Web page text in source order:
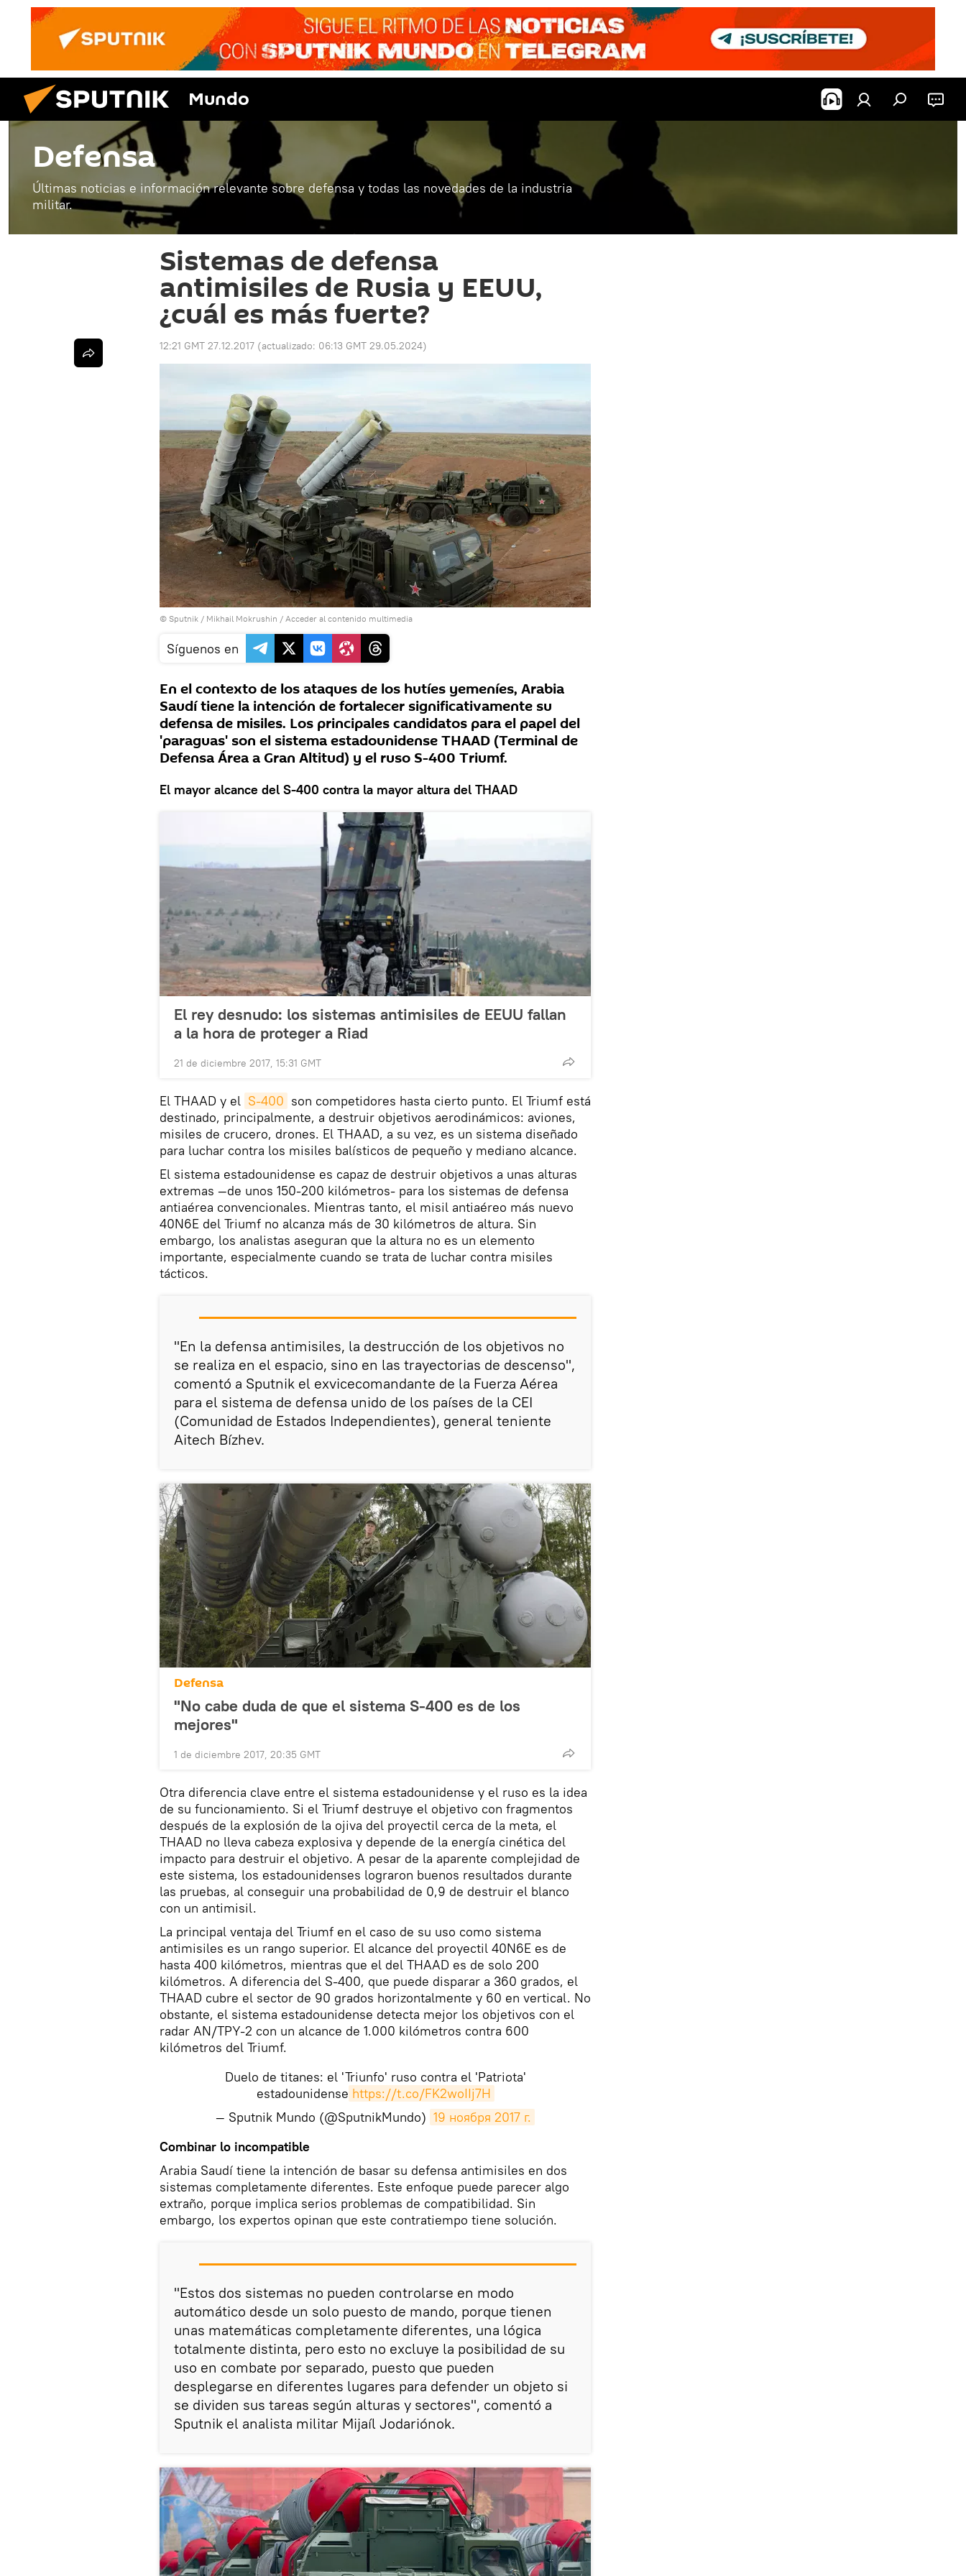
Mundo
Defensa
Últimas noticias e información relevante sobre defensa y todas las novedades de la industria
militar.
Sistemas de defensa
antimisiles de Rusia y EEUU,
¿cuál es más fuerte?
12:21 GMT 27.12.2017 (actualizado: 06:13 GMT 29.05.2024)
© Sputnik / Mikhail Mokrushin / Acceder al contenido multimedia
Síguenos en
En el contexto de los ataques de los hutíes yemeníes, Arabia
Saudí tiene la intención de fortalecer significativamente su
defensa de misiles. Los principales candidatos para el papel del
'paraguas' son el sistema estadounidense THAAD (Terminal de
Defensa Área a Gran Altitud) y el ruso S-400 Triumf.
El mayor alcance del S-400 contra la mayor altura del THAAD
El rey desnudo: los sistemas antimisiles de EEUU fallan
a la hora de proteger a Riad
21 de diciembre 2017, 15:31 GMT
El THAAD y el S-400 son competidores hasta cierto punto. El Triumf está
destinado, principalmente, a destruir objetivos aerodinámicos: aviones,
misiles de crucero, drones. El THAAD, a su vez, es un sistema diseñado
para luchar contra los misiles balísticos de pequeño y mediano alcance.
El sistema estadounidense es capaz de destruir objetivos a unas alturas
extremas —de unos 150-200 kilómetros- para los sistemas de defensa
antiaérea convencionales. Mientras tanto, el misil antiaéreo más nuevo
40N6E del Triumf no alcanza más de 30 kilómetros de altura. Sin
embargo, los analistas aseguran que la altura no es un elemento
importante, especialmente cuando se trata de luchar contra misiles
tácticos.
"En la defensa antimisiles, la destrucción de los objetivos no
se realiza en el espacio, sino en las trayectorias de descenso",
comentó a Sputnik el exvicecomandante de la Fuerza Aérea
para el sistema de defensa unido de los países de la CEI
(Comunidad de Estados Independientes), general teniente
Aitech Bízhev.
Defensa
"No cabe duda de que el sistema S-400 es de los
mejores"
1 de diciembre 2017, 20:35 GMT
Otra diferencia clave entre el sistema estadounidense y el ruso es la idea
de su funcionamiento. Si el Triumf destruye el objetivo con fragmentos
después de la explosión de la ojiva del proyectil cerca de la meta, el
THAAD no lleva cabeza explosiva y depende de la energía cinética del
impacto para destruir el objetivo. A pesar de la aparente complejidad de
este sistema, los estadounidenses lograron buenos resultados durante
las pruebas, al conseguir una probabilidad de 0,9 de destruir el blanco
con un antimisil.
La principal ventaja del Triumf en el caso de su uso como sistema
antimisiles es un rango superior. El alcance del proyectil 40N6E es de
hasta 400 kilómetros, mientras que el del THAAD es de solo 200
kilómetros. A diferencia del S-400, que puede disparar a 360 grados, el
THAAD cubre el sector de 90 grados horizontalmente y 60 en vertical. No
obstante, el sistema estadounidense detecta mejor los objetivos con el
radar AN/TPY-2 con un alcance de 1.000 kilómetros contra 600
kilómetros del Triumf.
Duelo de titanes: el 'Triunfo' ruso contra el 'Patriota'
estadounidense https://t.co/FK2woIIj7H
— Sputnik Mundo (@SputnikMundo) 19 ноября 2017 г.
Combinar lo incompatible
Arabia Saudí tiene la intención de basar su defensa antimisiles en dos
sistemas completamente diferentes. Este enfoque puede parecer algo
extraño, porque implica serios problemas de compatibilidad. Sin
embargo, los expertos opinan que este contratiempo tiene solución.
"Estos dos sistemas no pueden controlarse en modo
automático desde un solo puesto de mando, porque tienen
unas matemáticas completamente diferentes, una lógica
totalmente distinta, pero esto no excluye la posibilidad de su
uso en combate por separado, puesto que pueden
desplegarse en diferentes lugares para defender un objeto si
se dividen sus tareas según alturas y sectores", comentó a
Sputnik el analista militar Mijaíl Jodariónok.